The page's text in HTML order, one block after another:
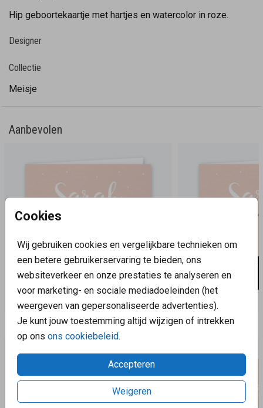
Cookies
Wij gebruiken cookies en vergelijkbare technieken om
een betere gebruikerservaring te bieden, ons
websiteverkeer en onze prestaties te analyseren en
voor marketing- en sociale mediadoeleinden (het
weergeven van gepersonaliseerde advertenties).
Je kunt jouw toestemming altijd wijzigen of intrekken
op ons ons cookiebeleid.
Accepteren
Weigeren
Hip geboortekaartje met hartjes en watercolor in roze.
Designer
Collectie
Meisje
Aanbevolen
Aanbevolen